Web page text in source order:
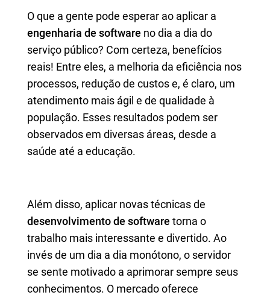
O que a gente pode esperar ao aplicar a
engenharia de software no dia a dia do
serviço público? Com certeza, benefícios
reais! Entre eles, a melhoria da eficiência nos
processos, redução de custos e, é claro, um
atendimento mais ágil e de qualidade à
população. Esses resultados podem ser
observados em diversas áreas, desde a
saúde até a educação.
Além disso, aplicar novas técnicas de
desenvolvimento de software torna o
trabalho mais interessante e divertido. Ao
invés de um dia a dia monótono, o servidor
se sente motivado a aprimorar sempre seus
conhecimentos. O mercado oferece